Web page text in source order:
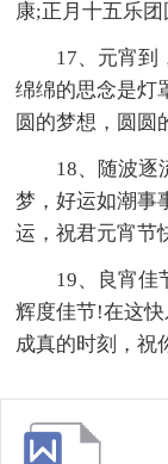
康;正月十五乐
17、元宵到
绵绵的思念是灯
圆的梦想，圆圆
18、随波逐
梦，好运如潮事
运，祝君元宵节
19、良宵佳
辉度佳节!在这
成真的时刻，祝